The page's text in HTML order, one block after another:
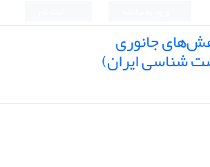
جانوری
شناسی ایران)